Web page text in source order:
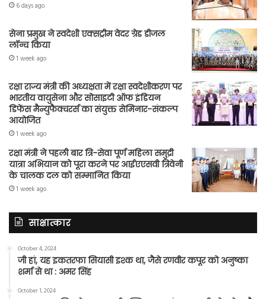
6 days ago
सेना प्रमुख ने स्वदेशी एक्सट्रीम वेदर ग्रेड डीजल
लॉन्च किया
1 week ago
रक्षा राज्य मंत्री की अध्यक्षता में रक्षा स्वदेशीकरण पर
भारतीय वायुसेना और सोसाइटी ऑफ इंडियन
डिफेंस मैन्युफैक्चरर्स का संयुक्त सेमिनार-संकल्प
आयोजित
1 week ago
रक्षा मंत्री ने पहली बार त्रि-सेवा पूर्ण महिला समुद्री
यात्रा अभियान को पूरा करने पर आईएएसवी त्रिवेनी
के चालक दल को सम्मानित किया
1 week ago
साक्षात्कार
October 4, 2024
जी हां, यह इकतरफा सियासी इश्क था, जैसे रणवीर कपूर को अनुष्का
शर्मा से था : अमर सिंह
October 1, 2024